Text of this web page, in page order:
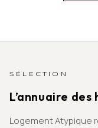
SÉLECTION
L’annuaire
Logement Atypique